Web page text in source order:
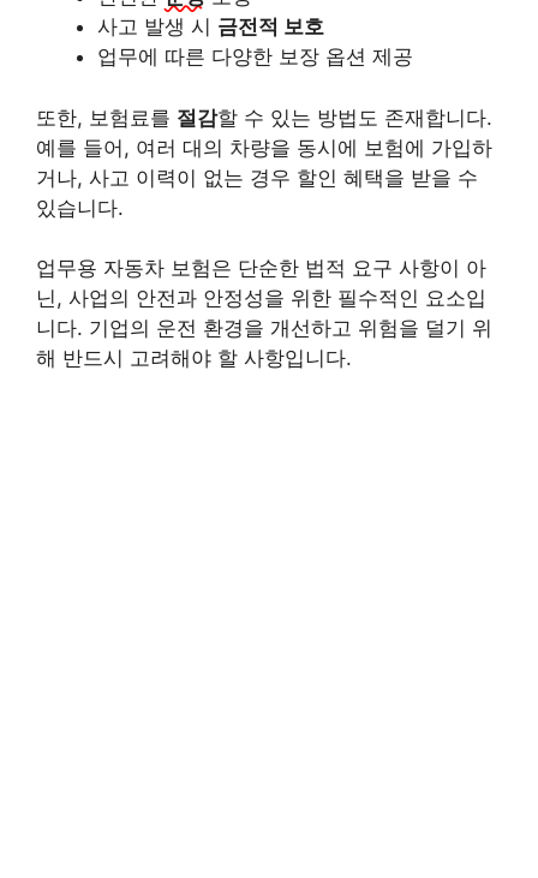
사고 발생 시 금전적 보호
업무에 따른 다양한 보장 옵션 제공
또한, 보험료를 절감할 수 있는 방법도 존재합니다.
예를 들어, 여러 대의 차량을 동시에 보험에 가입하
거나, 사고 이력이 없는 경우 할인 혜택을 받을 수
있습니다.
업무용 자동차 보험은 단순한 법적 요구 사항이 아
닌, 사업의 안전과 안정성을 위한 필수적인 요소입
니다. 기업의 운전 환경을 개선하고 위험을 덜기 위
해 반드시 고려해야 할 사항입니다.